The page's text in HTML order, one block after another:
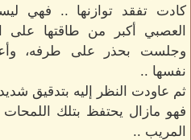
كادت تفقد توازنها .. فهي
العصبي أكبر من طاقتها على
وجلست بحذر على طرفه،
نفسها ..
ثم عاودت النظر إليه بتدقيق
فهو مازال يحتفظ بتلك
المريب ..